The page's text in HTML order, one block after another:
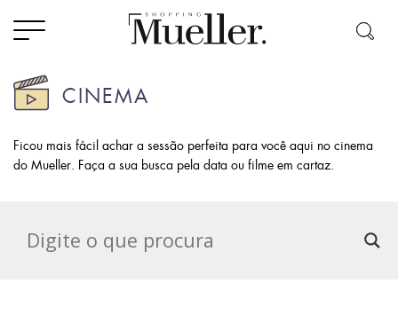
CINEMA
Ficou mais fácil achar a sessão perfeita para você aqui no cinema
do Mueller. Faça a sua busca pela data ou filme em cartaz.